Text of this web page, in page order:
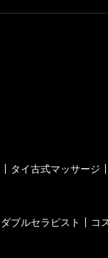
タイ古式マッサージ
ダブルセラピスト コ